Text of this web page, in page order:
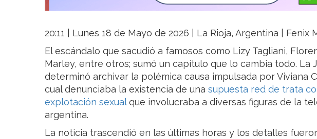
20:11 | Lunes 18 de Mayo de 2026 | La Rioja, Argentina | Fenix
El escándalo que sacudió a famosos como Lizy Tagliani,
Marley, entre otros; sumó un capítulo que lo cambia todo. La
determinó archivar la polémica causa impulsada por Viviana
cual denunciaba la existencia de una supuesta red de trata
explotación sexualque involucraba a diversas figuras de la
argentina.
La noticia trascendió en las últimas horas y los detalles